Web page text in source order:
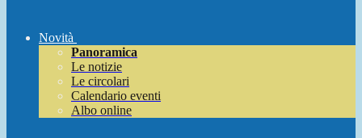
Novità
Panoramica
Le notizie
Le circolari
Calendario eventi
Albo online